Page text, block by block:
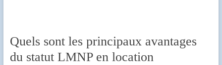
Quels sont les principaux avantages
du statut LMNP en location